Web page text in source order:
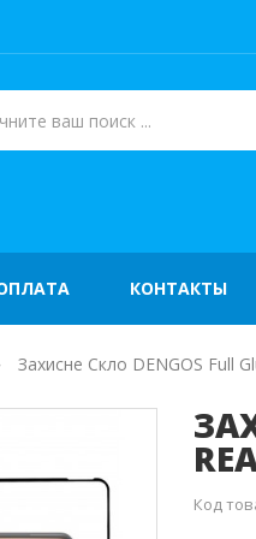
КОНТАКТЫ
Захисне Скло DENGOS Full
Код